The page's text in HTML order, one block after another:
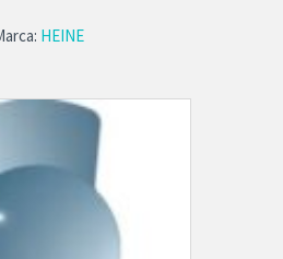
HEINE